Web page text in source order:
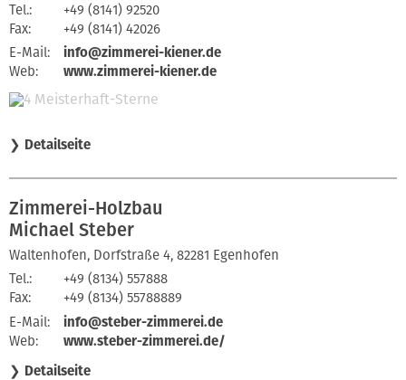
Tel.:
+49 (8141) 92520
Fax:
+49 (8141) 42026
E-Mail:
info@zimmerei-kiener.de
Web:
www.zimmerei-kiener.de
❯ Detailseite
Zimmerei-Holzbau
Michael Steber
Waltenhofen, Dorfstraße 4, 82281 Egenhofen
Tel.:
+49 (8134) 557888
Fax:
+49 (8134) 55788889
E-Mail:
info@steber-zimmerei.de
Web:
www.steber-zimmerei.de/
❯ Detailseite